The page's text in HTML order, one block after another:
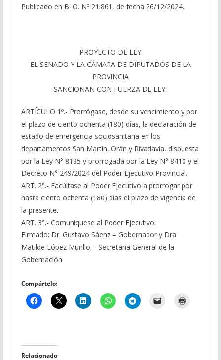
Publicado en B. O. Nº 21.861, de fecha 26/12/2024.
PROYECTO DE LEY
EL SENADO Y LA CÁMARA DE DIPUTADOS DE LA
PROVINCIA
SANCIONAN CON FUERZA DE LEY:
ARTÍCULO 1º.- Prorrógase, desde su vencimiento y por
el plazo de ciento ochenta (180) días, la declaración de
estado de emergencia sociosanitaria en los
departamentos San Martin, Orán y Rivadavia, dispuesta
por la Ley N° 8185 y prorrogada por la Ley N° 8410 y el
Decreto N° 249/2024 del Poder Ejecutivo Provincial.
ART. 2°.- Facúltase al Poder Ejecutivo a prorrogar por
hasta ciento ochenta (180) días el plazo de vigencia de
la presente.
ART. 3°.- Comuníquese al Poder Ejecutivo.
Firmado: Dr. Gustavo Sáenz – Gobernador y Dra.
Matilde López Murillo – Secretaria General de la
Gobernación
Compártelo:
Relacionado